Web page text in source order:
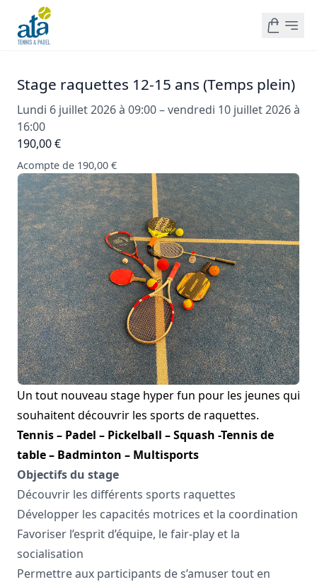
Stage raquettes 12-15 ans (Temps plein)
Lundi 6 juillet 2026 à 09:00 – vendredi 10 juillet 2026 à
16:00
190,00 €
Acompte de 190,00 €
Un tout nouveau stage hyper fun pour les jeunes qui
souhaitent découvrir les sports de raquettes.
Tennis – Padel – Pickelball – Squash -Tennis de
table – Badminton – Multisports
Objectifs du stage
Découvrir les différents sports raquettes
Développer les capacités motrices et la coordination
Favoriser l’esprit d’équipe, le fair-play et la
socialisation
Permettre aux participants de s’amuser tout en